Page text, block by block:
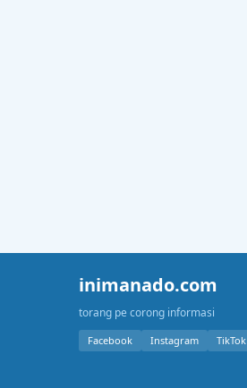
inimanado.com
torang pe corong informasi
Facebook Instagram TikTok